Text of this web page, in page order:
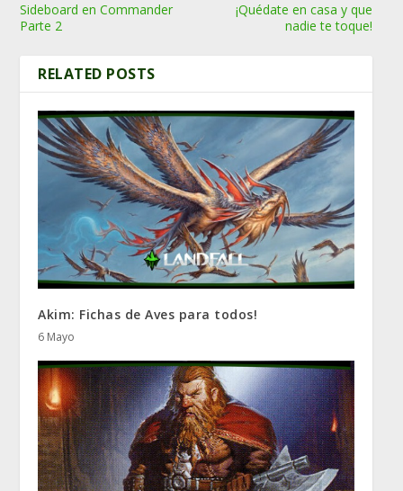
Sideboard en Commander
Parte 2
¡Quédate en casa y que
nadie te toque!
RELATED POSTS
Akim: Fichas de Aves para todos!
6 Mayo